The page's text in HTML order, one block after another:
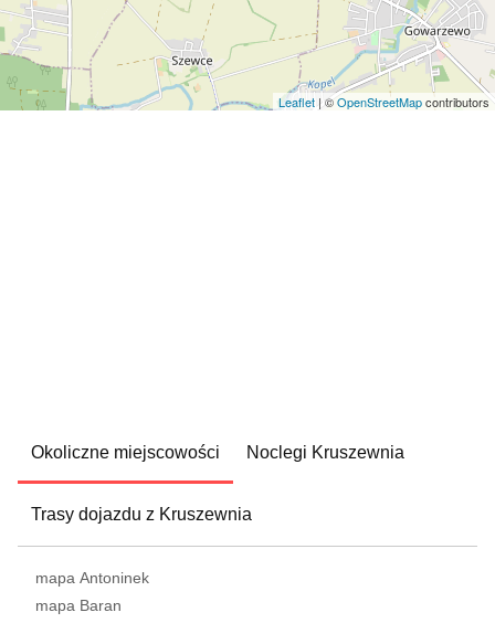
Leaflet | ©OpenStreetMapcontributors
Okoliczne miejscowości Noclegi Kruszewnia
Trasy dojazdu z Kruszewnia
mapa Antoninek
mapa Baran